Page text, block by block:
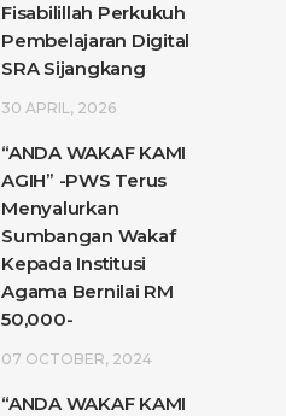
Fisabilillah Perkukuh
Pembelajaran Digital
SRA Sijangkang
30 APRIL, 2026
“ANDA WAKAF KAMI
AGIH” -PWS Terus
Menyalurkan
Sumbangan Wakaf
Kepada Institusi
Agama Bernilai RM
50,000-
07 OCTOBER, 2024
“ANDA WAKAF KAMI